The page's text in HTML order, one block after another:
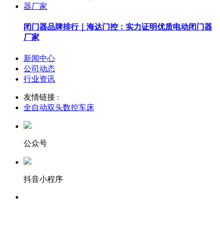
闭门器品牌排行｜海达门控：实力证明优质电动闭门器
厂家
新闻中心
公司动态
行业资讯
友情链接 :
全自动双头数控车床
公众号
抖音小程序